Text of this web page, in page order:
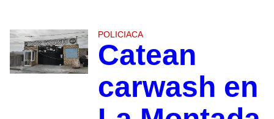
POLICIACA
Catean
carwash en